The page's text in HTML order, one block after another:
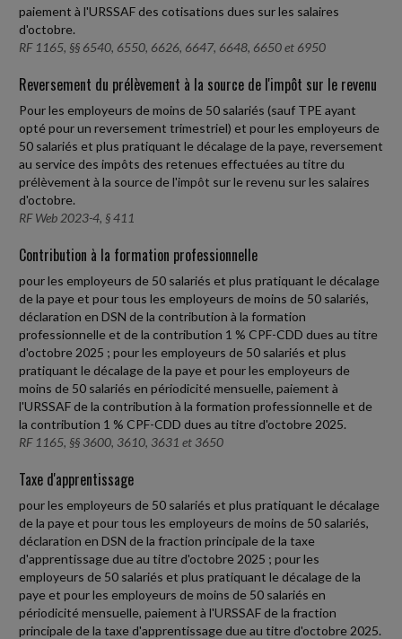
paiement à l'URSSAF des cotisations dues sur les salaires
d'octobre.
RF 1165, §§ 6540, 6550, 6626, 6647, 6648, 6650 et 6950
Reversement du prélèvement à la source de l'impôt sur le revenu
Pour les employeurs de moins de 50 salariés (sauf TPE ayant
opté pour un reversement trimestriel) et pour les employeurs de
50 salariés et plus pratiquant le décalage de la paye, reversement
au service des impôts des retenues effectuées au titre du
prélèvement à la source de l'impôt sur le revenu sur les salaires
d'octobre.
RF Web 2023-4, § 411
Contribution à la formation professionnelle
pour les employeurs de 50 salariés et plus pratiquant le décalage
de la paye et pour tous les employeurs de moins de 50 salariés,
déclaration en DSN de la contribution à la formation
professionnelle et de la contribution 1 % CPF-CDD dues au titre
d'octobre 2025 ; pour les employeurs de 50 salariés et plus
pratiquant le décalage de la paye et pour les employeurs de
moins de 50 salariés en périodicité mensuelle, paiement à
l'URSSAF de la contribution à la formation professionnelle et de
la contribution 1 % CPF-CDD dues au titre d'octobre 2025.
RF 1165, §§ 3600, 3610, 3631 et 3650
Taxe d'apprentissage
pour les employeurs de 50 salariés et plus pratiquant le décalage
de la paye et pour tous les employeurs de moins de 50 salariés,
déclaration en DSN de la fraction principale de la taxe
d'apprentissage due au titre d'octobre 2025 ; pour les
employeurs de 50 salariés et plus pratiquant le décalage de la
paye et pour les employeurs de moins de 50 salariés en
périodicité mensuelle, paiement à l'URSSAF de la fraction
principale de la taxe d'apprentissage due au titre d'octobre 2025.